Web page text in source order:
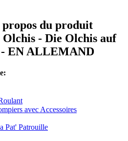
propos du produit
Olchis - Die Olchis auf
- EN ALLEMAND
avec Accessoires
Pat' Patrouille